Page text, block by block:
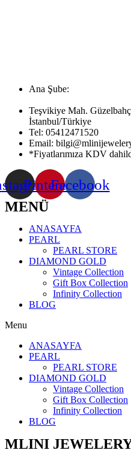
Ana Şube:
Teşvikiye Mah.
İstanbul/Türkiye
Tel: 05412471520
Email:
*Fiyatlarımıza KDV
PinterestFacebook
MENÜ
ANASAYFA
PEARL
PEARL STORE
DIAMOND GOLD
Vintage Collection
Gift Box Collection
Infinity Collection
BLOG
Menu
ANASAYFA
PEARL
PEARL STORE
DIAMOND GOLD
Vintage Collection
Gift Box Collection
Infinity Collection
BLOG
MLINI